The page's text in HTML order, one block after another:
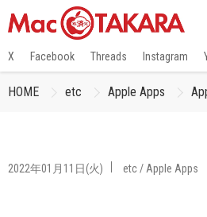
X Facebook Threads Instagram
HOME etc Apple Apps
2022年01月11日(火) etc/ Apple Apps